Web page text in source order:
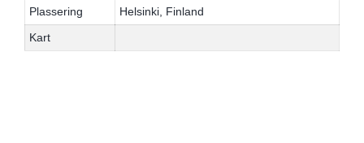
Plassering
Helsinki, Finland
Kart